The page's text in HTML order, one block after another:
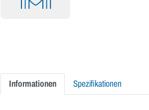
Informationen Spezifikationen